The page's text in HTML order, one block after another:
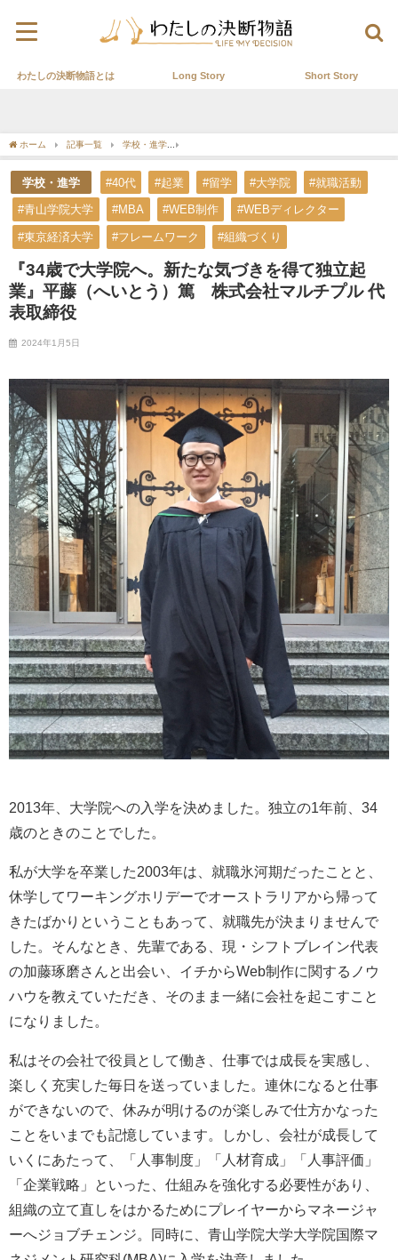
わたしの決断物語とは Long Story Short Story
ホーム 記事一覧 学校・進学
学校・進学 #40代 #起業 #留学 #大学院 #就職活動
#青山学院大学 #MBA #WEB制作 #WEBディレクター
#東京経済大学 #フレームワーク #組織づくり
『34歳で大学院へ。新たな気づきを得て独立起
業』平藤（へいとう）篤 株式会社マルチプル 代
表取締役
2024年1月5日
2013年、大学院への入学を決めました。独立の1年前、34
歳のときのことでした。
私が大学を卒業した2003年は、就職氷河期だったことと、
休学してワーキングホリデーでオーストラリアから帰って
きたばかりということもあって、就職先が決まりませんで
した。そんなとき、先輩である、現・シフトブレイン代表
の加藤琢磨さんと出会い、イチからWeb制作に関するノウ
ハウを教えていただき、そのまま一緒に会社を起こすこと
になりました。
私はその会社で役員として働き、仕事では成長を実感し、
楽しく充実した毎日を送っていました。連休になると仕事
ができないので、休みが明けるのが楽しみで仕方かなった
ことをいまでも記憶しています。しかし、会社が成長して
いくにあたって、「人事制度」「人材育成」「人事評価」
「企業戦略」といった、仕組みを強化する必要性があり、
組織の立て直しをはかるためにプレイヤーからマネージャ
ーへジョブチェンジ。同時に、青山学院大学大学院国際マ